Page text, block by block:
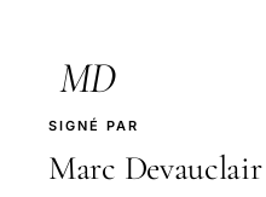
MD
SIGNÉ PAR
Marc Devauclair